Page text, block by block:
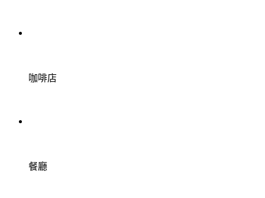
咖啡店
餐廳